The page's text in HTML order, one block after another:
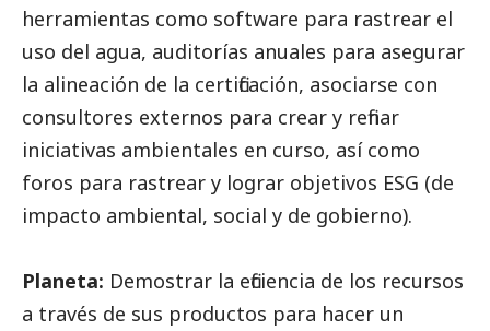
herramientas como software para rastrear el
uso del agua, auditorías anuales para asegurar
la alineación de la certificación, asociarse con
consultores externos para crear y refinar
iniciativas ambientales en curso, así como
foros para rastrear y lograr objetivos ESG (de
impacto ambiental, social y de gobierno).
Planeta: Demostrar la eficiencia de los recursos
a través de sus productos para hacer un